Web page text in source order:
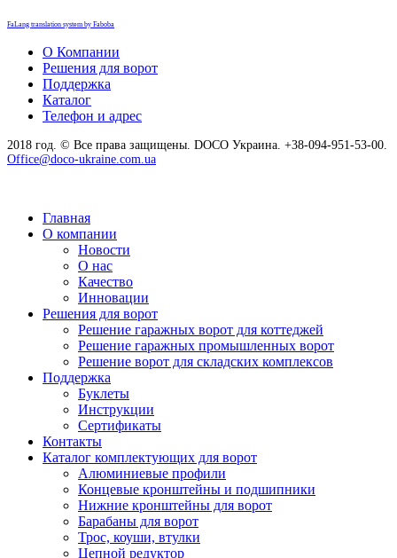
FaLang translation system by Faboba
О Компании
Решения для ворот
Поддержка
Каталог
Телефон и адрес
2018 год. © Все права защищены. DOCO Украина. +38-094-951-53-00.
Office@doco-ukraine.com.ua
Главная
О компании
Новости
О нас
Качество
Инновации
Решения для ворот
Решение гаражных ворот для коттеджей
Решение гаражных промышленных ворот
Решение ворот для складских комплексов
Поддержка
Буклеты
Инструкции
Сертификаты
Контакты
Каталог комплектующих для ворот
Алюминиевые профили
Концевые кронштейны и подшипники
Нижние кронштейны для ворот
Барабаны для ворот
Трос, коуши, втулки
Цепной редуктор